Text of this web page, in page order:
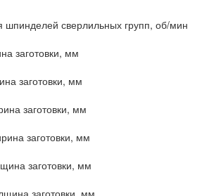
шпинделей сверлильных групп, об/мин
заготовки, мм
заготовки, мм
заготовки, мм
заготовки, мм
заготовки, мм
заготовки, мм